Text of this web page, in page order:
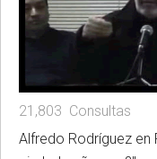
21,803 Consultas
Alfredo Rodríguez en